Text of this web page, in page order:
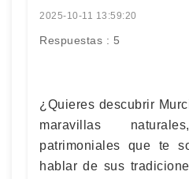
2025-10-11 13:59:20
Respuestas : 5
¿Quieres descubrir
maravillas
patrimoniales que te
hablar de sus